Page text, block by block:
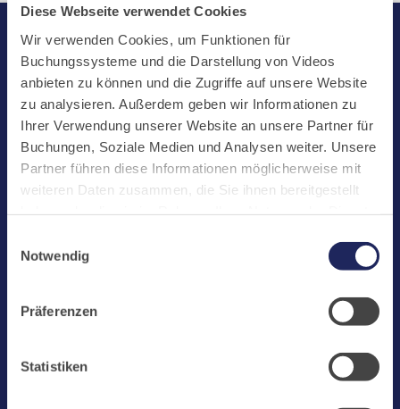
Diese Webseite verwendet Cookies
Wir verwenden Cookies, um Funktionen für
Buchungssysteme und die Darstellung von Videos
anbieten zu können und die Zugriffe auf unsere Website
zu analysieren. Außerdem geben wir Informationen zu
Ihrer Verwendung unserer Website an unsere Partner für
Buchungen, Soziale Medien und Analysen weiter. Unsere
Partner führen diese Informationen möglicherweise mit
weiteren Daten zusammen, die Sie ihnen bereitgestellt
challenges.cloudflare.com: Wir verwenden das online
Buchungssystem MEWS in unserem Hotel und unserem
übermittelt. Cookies von eu5.bookingkit.de: Wir
Buchungen von Bibliotheks- und Klosterführungen. Um
Buchungen durchführen zu können akzeptieren Sie bitte
Notwendig
Präferenzen
Statistiken
Start
Aktuelles
Kloster
Klosterbetriebe
Spenden
Laacher See
Jobs